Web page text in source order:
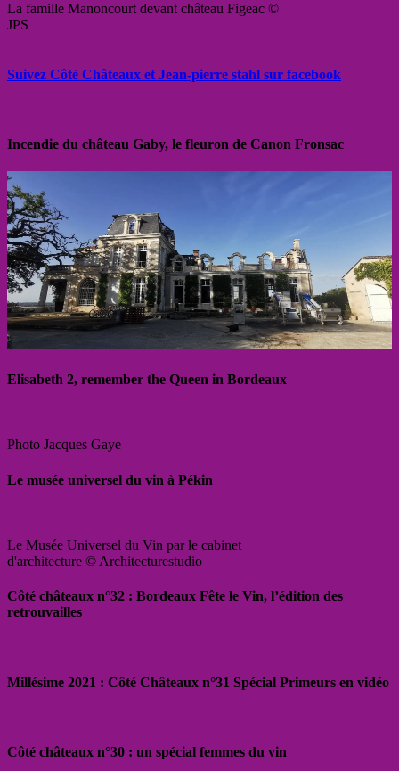
La famille Manoncourt devant château Figeac ©
JPS
Suivez Côté Châteaux et Jean-pierre stahl sur facebook
Incendie du château Gaby, le fleuron de Canon Fronsac
Elisabeth 2, remember the Queen in Bordeaux
Photo Jacques Gaye
Le musée universel du vin à Pékin
Le Musée Universel du Vin par le cabinet
d'architecture © Architecturestudio
Côté châteaux n°32 : Bordeaux Fête le Vin, l’édition des
retrouvailles
Millésime 2021 : Côté Châteaux n°31 Spécial Primeurs en vidéo
Côté châteaux n°30 : un spécial femmes du vin